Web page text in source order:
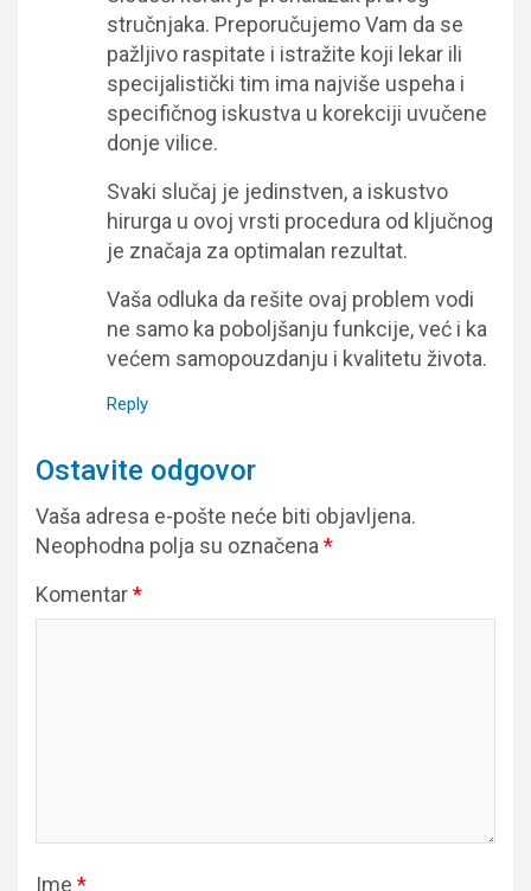
stručnjaka. Preporučujemo Vam da se
pažljivo raspitate i istražite koji lekar ili
specijalistički tim ima najviše uspeha i
specifičnog iskustva u korekciji uvučene
donje vilice.
Svaki slučaj je jedinstven, a iskustvo
hirurga u ovoj vrsti procedura od ključnog
je značaja za optimalan rezultat.
Vaša odluka da rešite ovaj problem vodi
ne samo ka poboljšanju funkcije, već i ka
većem samopouzdanju i kvalitetu života.
Reply
Ostavite odgovor
Vaša adresa e-pošte neće biti objavljena.
Neophodna polja su označena*
Komentar*
Ime *